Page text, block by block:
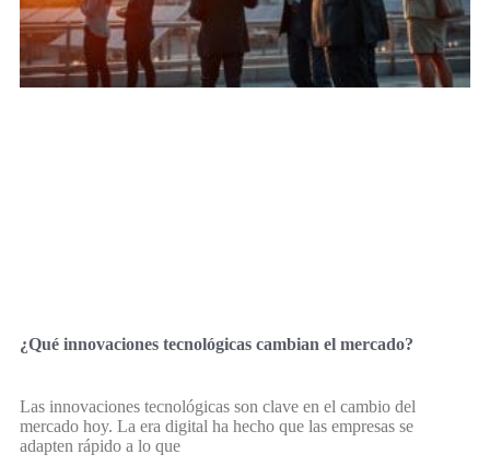
¿Qué innovaciones tecnológicas cambian el mercado?
Las innovaciones tecnológicas son clave en el cambio del
mercado hoy. La era digital ha hecho que las empresas se
adapten rápido a lo que